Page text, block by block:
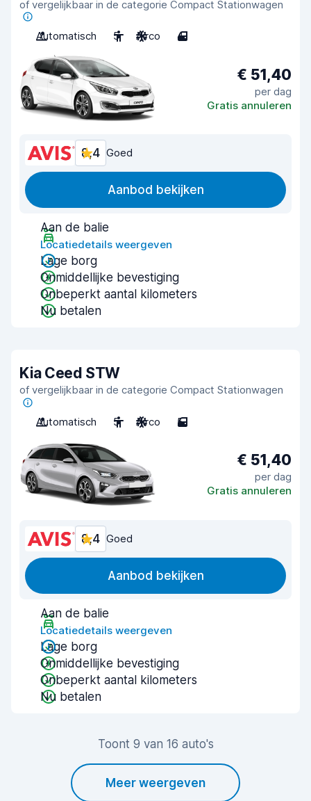
of vergelijkbaar in de categorie Compact Stationwagen
Automatisch 5 Airco 4
€ 51,40
per dag
Gratis annuleren
8,4 Goed
Aanbod bekijken
Aan de balie
Locatiedetails weergeven
Lage borg
Onmiddellijke bevestiging
Onbeperkt aantal kilometers
Nu betalen
Kia Ceed STW
of vergelijkbaar in de categorie Compact Stationwagen
Automatisch 5 Airco 5
€ 51,40
per dag
Gratis annuleren
8,4 Goed
Aanbod bekijken
Aan de balie
Locatiedetails weergeven
Lage borg
Onmiddellijke bevestiging
Onbeperkt aantal kilometers
Nu betalen
Toont 9 van 16 auto's
Meer weergeven